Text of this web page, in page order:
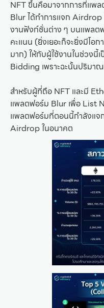
NFT ขึ้นคือมาจากการที่แพ
Blur ได้ทำการแจก Airdrop
งานฟังก์ชั่นต่าง ๆ บนแพลต
คะแนน (ยิ่งเยอะก็จะยิ่งมีโ
มาก) ให้กับผู้ใช้งานในช่วงนี้
Bidding เพราะฉะนั้นปริมา
สำหรับผู้ที่ถือ NFT และมี
แพลตฟอร์ม Blur เพื่อ List
แพลตฟอร์มที่ตอนนี้กำลังแจก
Airdrop ในอนาคต